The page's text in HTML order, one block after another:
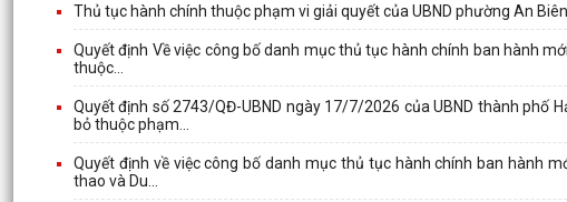
Thủ tục hành chính thuộc phạm vi giải quyết của UBND phường An Biên
Quyết định Về việc công bố danh mục thủ tục hành chính ban hành
thuộc...
Quyết định số 2743/QĐ-UBND ngày 17/7/2026 của UBND thành phố
bỏ thuộc phạm...
Quyết định về việc công bố danh mục thủ tục hành chính ban hành
thao và Du...